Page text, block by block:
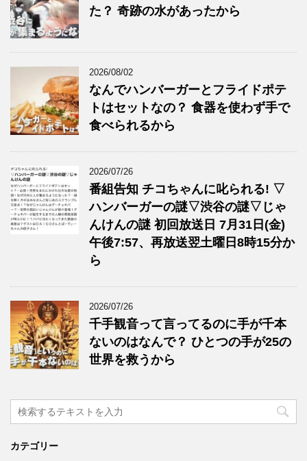
た？ 奇跡の水があったから
2026/08/02
なんでハンバーガーとフライドポテ
トはセットなの？ 食器を使わず手で
食べられるから
2026/07/26
番組告知 チコちゃんに叱られる! ▽
ハンバーガーの謎▽渋谷の謎▽じゃ
んけんの謎 初回放送日 7月31日(金)
午後7:57、再放送翌土曜日8時15分か
ら
2026/07/26
千手観音って言ってるのに手が千本
ないのはなんで？ ひとつの手が25の
世界を救うから
カテゴリー